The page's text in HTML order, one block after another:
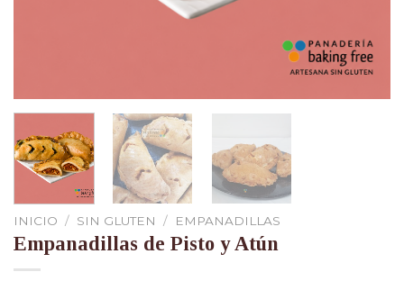
INICIO / SIN GLUTEN / EMPANADILLAS
Empanadillas de Pisto y Atún